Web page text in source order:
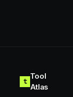
t
Tool
Atlas